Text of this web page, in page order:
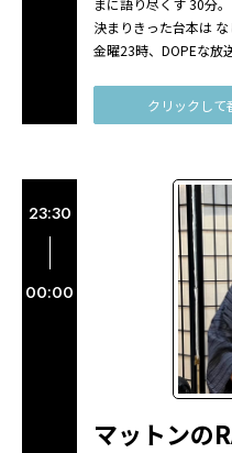
決まりきった台本は な
金曜23時、DOPEな放
クリックして
23:30
00:00
マットンの